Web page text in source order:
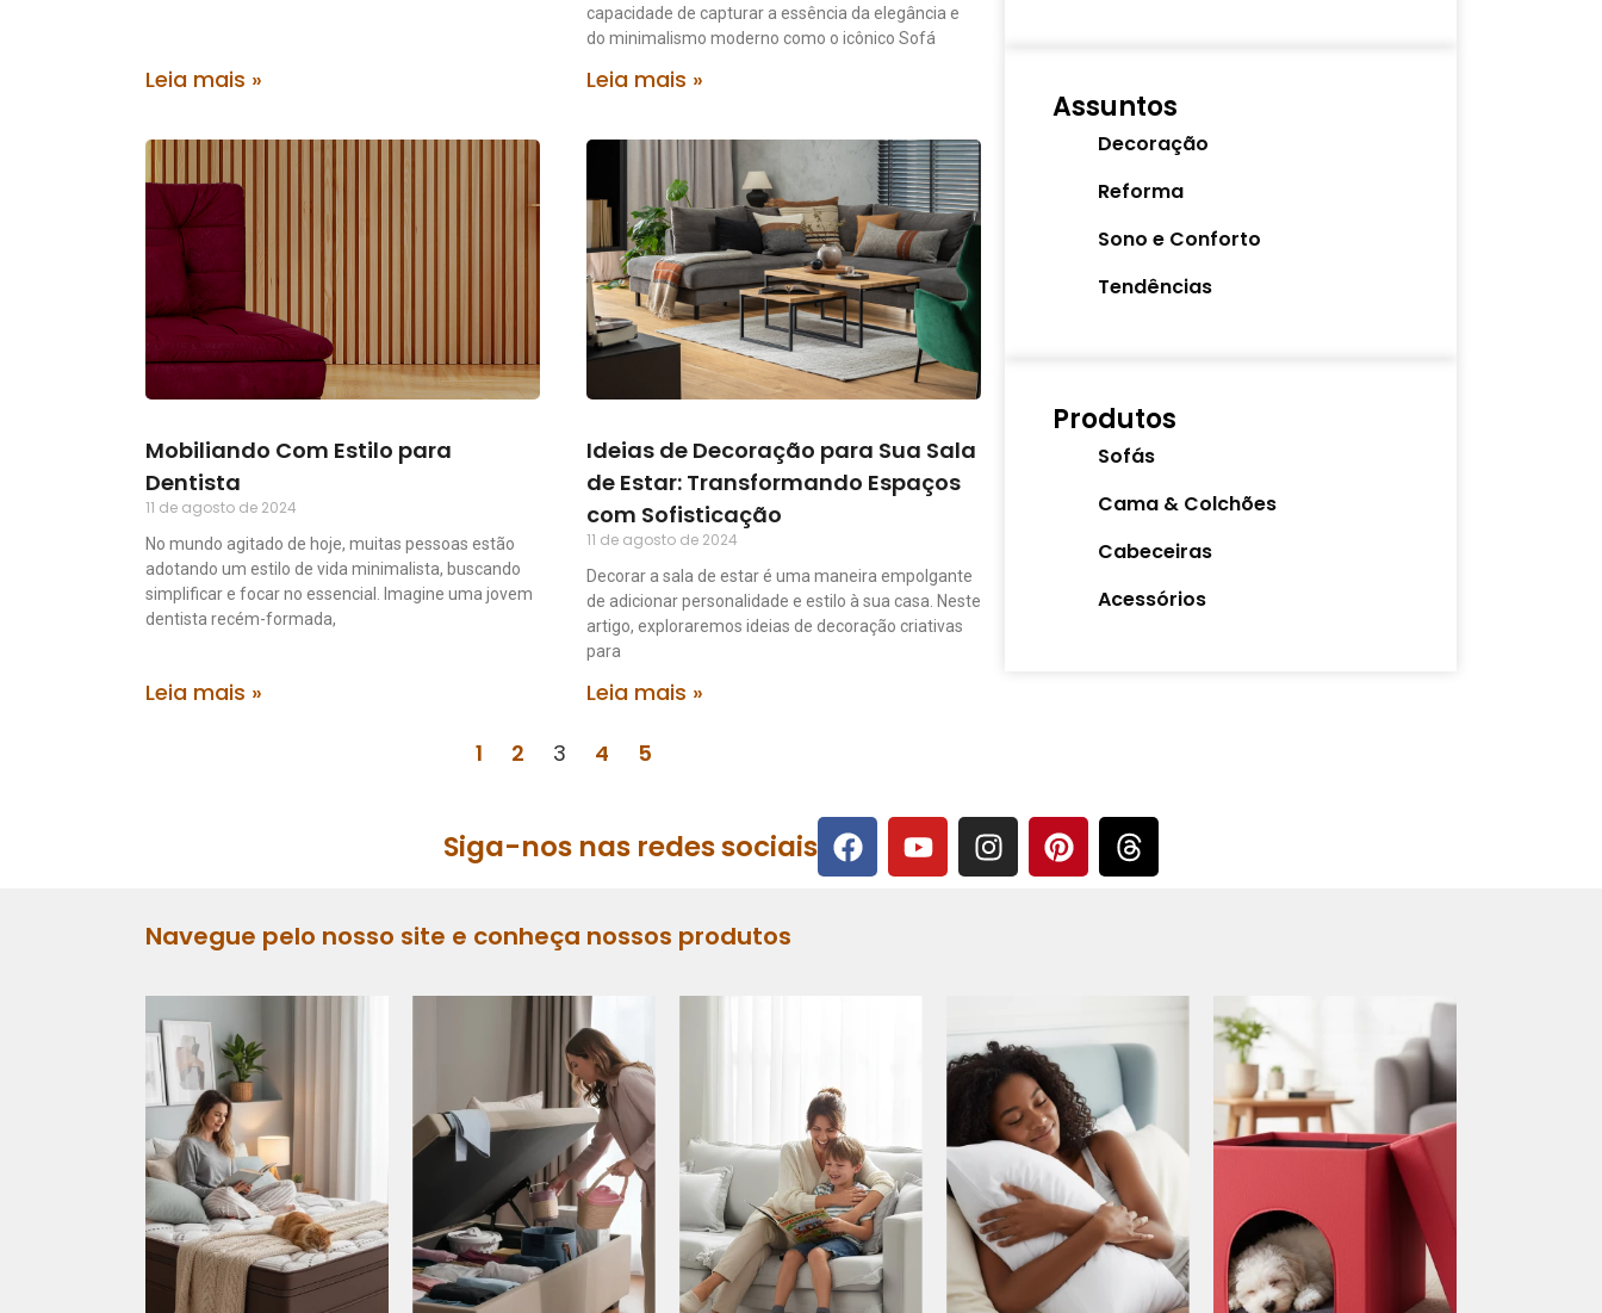
Leia mais »
capacidade de capturar a essência da elegância e
do minimalismo moderno como o icônico Sofá
Leia mais »
Mobiliando Com Estilo para
Dentista
11 de agosto de 2024
No mundo agitado de hoje, muitas pessoas estão
adotando um estilo de vida minimalista, buscando
simplificar e focar no essencial. Imagine uma jovem
dentista recém-formada,
Leia mais »
Ideias de Decoração para Sua Sala
de Estar: Transformando Espaços
com Sofisticação
11 de agosto de 2024
Decorar a sala de estar é uma maneira empolgante
de adicionar personalidade e estilo à sua casa. Neste
artigo, exploraremos ideias de decoração criativas
para
Leia mais »
1 2 3 4 5
Assuntos
Decoração
Reforma
Sono e Conforto
Tendências
Produtos
Sofás
Cama & Colchões
Cabeceiras
Acessórios
Siga-nos nas redes sociais
Navegue pelo nosso site e conheça nossos produtos